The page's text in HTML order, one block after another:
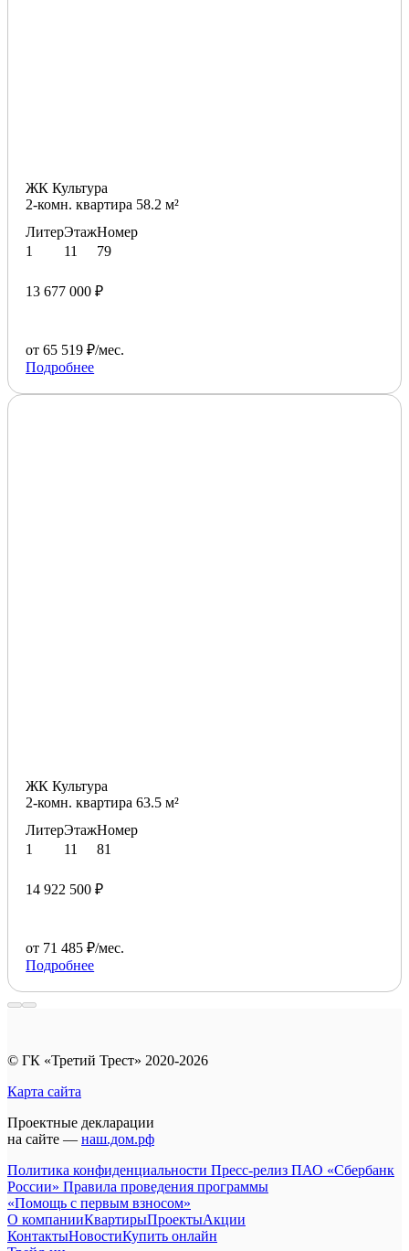
ЖК Культура
2-комн. квартира 58.2 м²
Литер
1
Этаж
11
Номер
79
13 677 000 ₽
от 65 519 ₽/мес.
Подробнее
ЖК Культура
2-комн. квартира 63.5 м²
Литер
1
Этаж
11
Номер
81
14 922 500 ₽
от 71 485 ₽/мес.
Подробнее
© ГК «Третий Трест» 2020-2026
Карта сайта
Проектные декларации
на сайте — наш.дом.рф
Политика конфиденциальности Пресс-релиз ПАО «Сбербанк
России» Правила проведения программы
«Помощь с первым взносом»
О компанииКвартирыПроектыАкции
КонтактыНовостиКупить онлайн